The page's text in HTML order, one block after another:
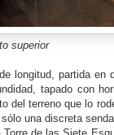
superior
longitud, partida en
tapado con
del terreno que lo
una discreta